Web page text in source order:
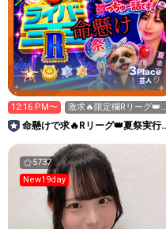
3Place
芸人
12:16 PM〜
激求🔥限定欄Rリーグ👑0
時～枠に来れる方ギフト
温存
命懸けで求🔥Rリーグ👑夏祭実行
5737
New19day